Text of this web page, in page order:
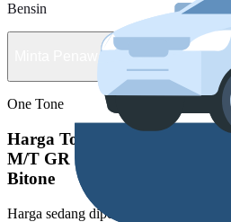
Bensin
Minta Penawaran
One Tone
Harga Toyota New Yaris 1.5 S
M/T GR SPORT 3 Airbags
Bitone
Harga sedang diperbarui